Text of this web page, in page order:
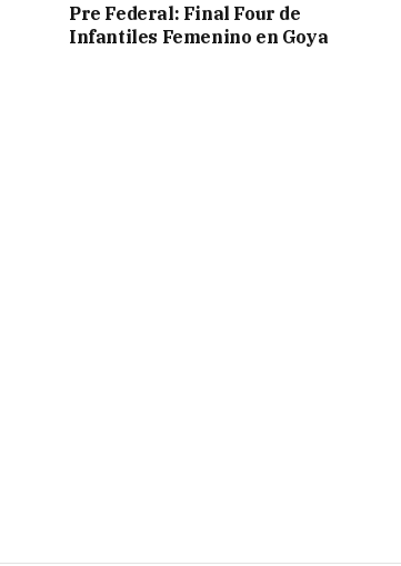
Pre Federal: Final Four de
Infantiles Femenino en Goya